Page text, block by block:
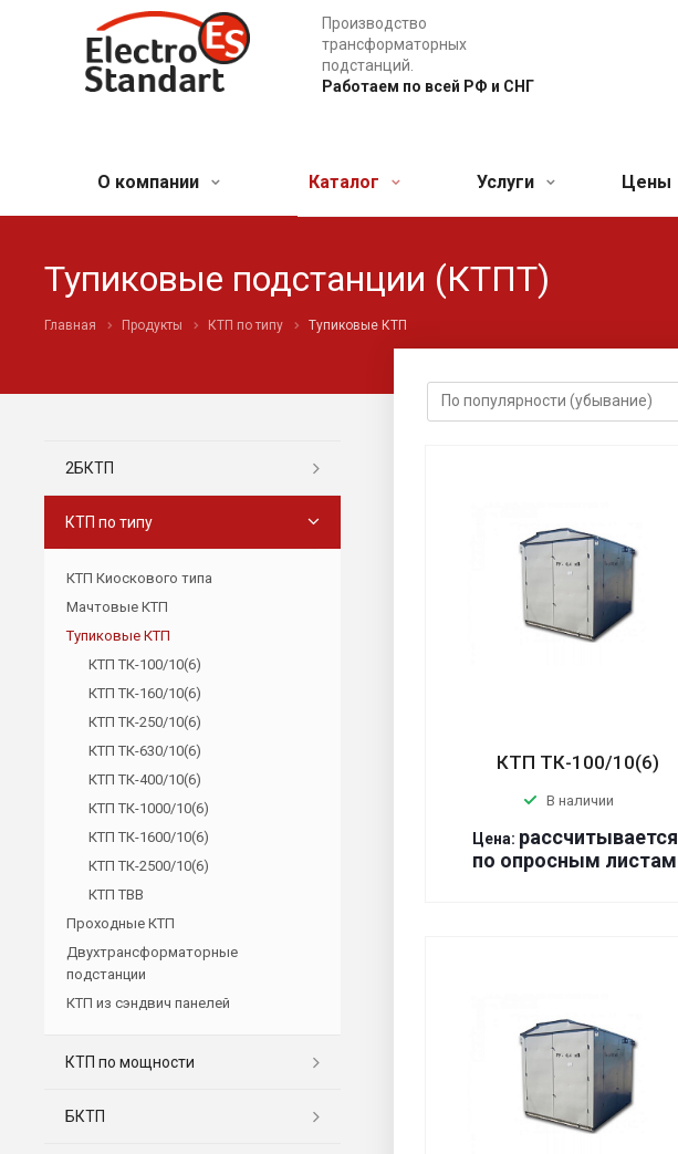
Производство
трансформаторных
подстанций.
Работаем по всей РФ и СНГ
О компании Каталог Услуги Цены
Тупиковые подстанции (КТПТ)
Главная Продукты КТП по типу Тупиковые КТП
КТП ТК-100/10(6)
В наличии
Цена: рассчитывается
по опросным листам
2БКТП
КТП по типу
КТП Киоскового типа
Мачтовые КТП
Тупиковые КТП
КТП ТК-100/10(6)
КТП ТК-160/10(6)
КТП ТК-250/10(6)
КТП ТК-630/10(6)
КТП ТК-400/10(6)
КТП ТК-1000/10(6)
КТП ТК-1600/10(6)
КТП ТК-2500/10(6)
КТП ТВВ
Проходные КТП
Двухтрансформаторные
подстанции
КТП из сэндвич панелей
КТП по мощности
БКТП